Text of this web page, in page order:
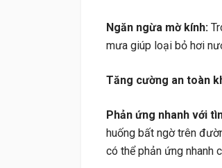
Ngăn ngừa mờ kính:
mưa giúp loại bỏ hơi
Tăng cường an toàn
Phản ứng nhanh với
huống bất ngờ trên
có thể phản ứng nhanh